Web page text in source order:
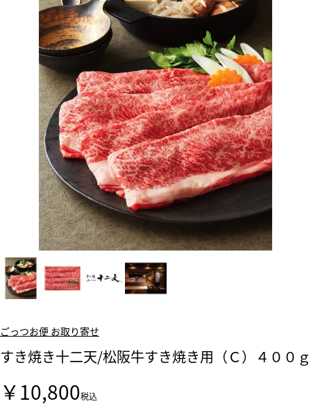
ごっつお便 お取り寄せ
すき焼き十二天/松阪牛すき焼き用（Ｃ）４００ｇ
￥10,800税込